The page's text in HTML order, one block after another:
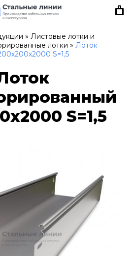
» Листовые лотки и
лотки » Лоток
S=1,5
S=1,5